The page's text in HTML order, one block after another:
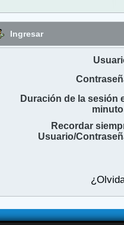
Ingresar
Duración de la sesión
Recordar
Usuario/